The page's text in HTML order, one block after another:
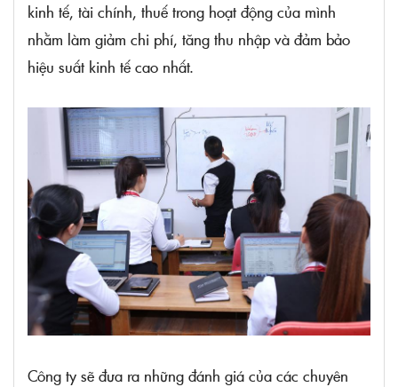
kinh tế, tài chính, thuế trong hoạt động của mình
nhằm làm giảm chi phí, tăng thu nhập và đảm bảo
hiệu suất kinh tế cao nhất.
Công ty sẽ đưa ra những đánh giá của các chuyên